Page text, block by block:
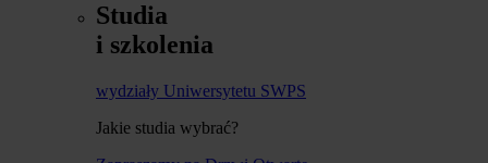
Studia
i szkolenia
wydziały Uniwersytetu SWPS
Jakie studia wybrać?